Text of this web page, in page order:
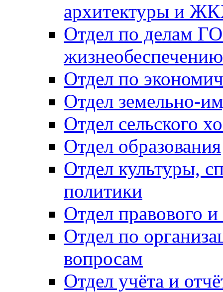
архитектуры и
Отдел по делам
Отдел по
Отдел земельно-
Отдел сельского
Отдел образования
Отдел культуры,
политики
Отдел правового
Отдел по
вопросам
Отдел учёта и